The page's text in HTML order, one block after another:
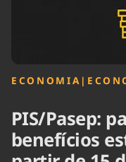
ECONOMIA |
PIS/Pasep:
benefícios